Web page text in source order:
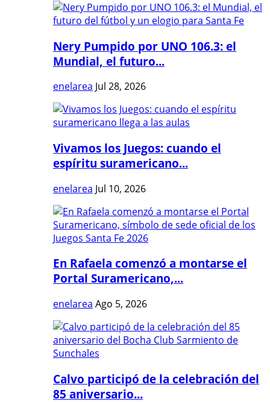
Nery Pumpido por UNO 106.3: el
Mundial, el futuro...
enelarea Jul 28, 2026
Vivamos los Juegos: cuando el
espíritu suramericano...
enelarea Jul 10, 2026
En Rafaela comenzó a montarse el
Portal Suramericano,...
enelarea Ago 5, 2026
Calvo participó de la celebración del
85 aniversario...